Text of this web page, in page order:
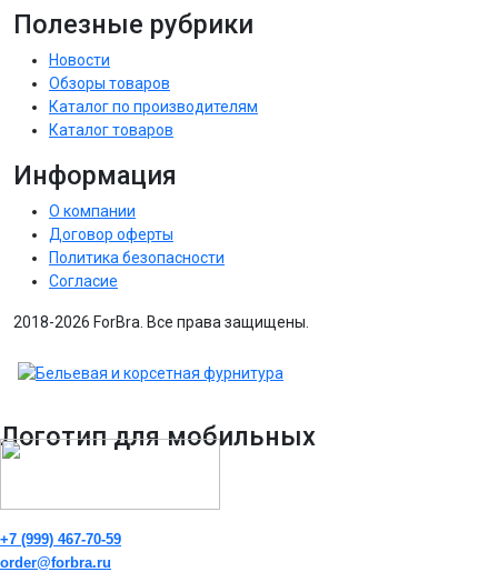
Полезные рубрики
Новости
Обзоры товаров
Каталог по производителям
Каталог товаров
Информация
О компании
Договор оферты
Политика безопасности
Согласие
2018-2026 ForBra. Все права защищены.
Логотип для мобильных
+7 (999) 467-70-59
order@forbra.ru